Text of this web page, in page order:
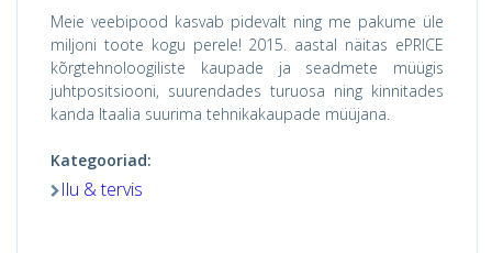
Meie veebipood kasvab pidevalt ning me pakume üle
miljoni toote kogu perele! 2015. aastal näitas ePRICE
kõrgtehnoloogiliste kaupade ja seadmete müügis
juhtpositsiooni, suurendades turuosa ning kinnitades
kanda Itaalia suurima tehnikakaupade müüjana.
Kategooriad:
Ilu & tervis